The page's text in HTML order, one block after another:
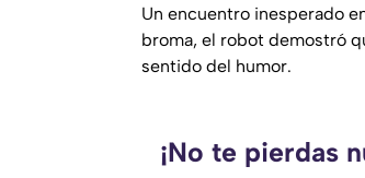
Un encuentro inesperado
broma, el robot demostró
sentido del humor.
¡No te pierdas